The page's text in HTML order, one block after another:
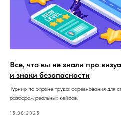
Все, что вы не знали про
и знаки безопасности
Турнир по охране труда: соревнования для
разбором реальных кейсов.
15.08.2025